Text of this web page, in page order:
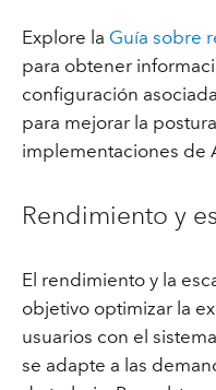
Explore la Guía sobre
para obtener
configuración
para mejorar la
implementaciones de
Rendimiento y
El rendimiento y la
objetivo optimizar la
usuarios con el
se adapte a las